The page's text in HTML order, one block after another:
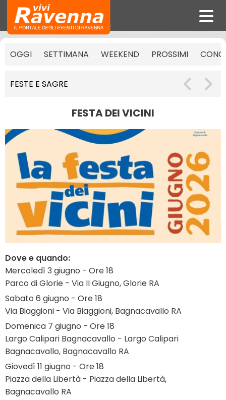
OGGI SETTIMANA WEEKEND PROSSIMI
FESTE E SAGRE
FESTA DEI VICINI
Dove e quando:
Mercoledì 3 giugno - Ore 18
Parco di Glorie - Via II Giugno, Glorie RA
Sabato 6 giugno - Ore 18
Via Biaggioni - Via Biaggioni, Bagnacavallo RA
Domenica 7 giugno - Ore 18
Largo Calipari Bagnacavallo - Largo Calipari
Bagnacavallo, Bagnacavallo RA
Giovedì 11 giugno - Ore 18
Piazza della Libertà - Piazza della Libertà,
Bagnacavallo RA